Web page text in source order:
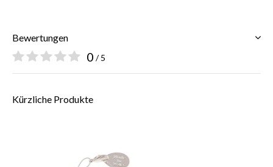
Bewertungen
0 / 5
Kürzliche Produkte